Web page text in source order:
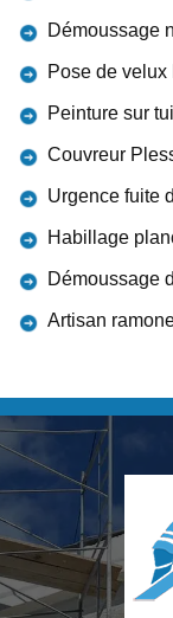
Démoussage
Pose de velux
Peinture sur
Couvreur
Urgence fuite
Habillage
Démoussage
Artisan